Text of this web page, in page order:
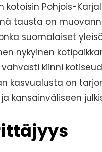
kotoisin Pohjois-
tausta on
suomalaiset
nykyinen
kiinni
kasvualusta on
kansainväliseen